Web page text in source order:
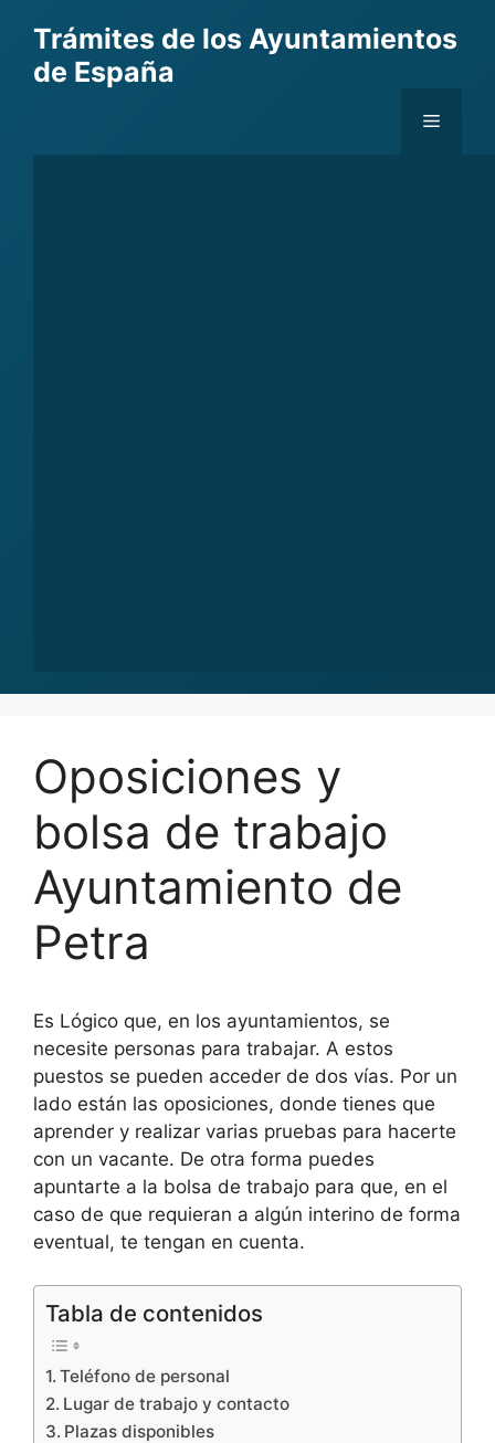
content
Trámites de los Ayuntamientos
de España
Menu
Oposiciones y
bolsa de trabajo
Ayuntamiento de
Petra
Es Lógico que, en los ayuntamientos, se
necesite personas para trabajar. A estos
puestos se pueden acceder de dos vías. Por un
lado están las oposiciones, donde tienes que
aprender y realizar varias pruebas para hacerte
con un vacante. De otra forma puedes
apuntarte a la bolsa de trabajo para que, en el
caso de que requieran a algún interino de forma
eventual, te tengan en cuenta.
Tabla de contenidos
Teléfono de personal
Lugar de trabajo y contacto
Plazas disponibles